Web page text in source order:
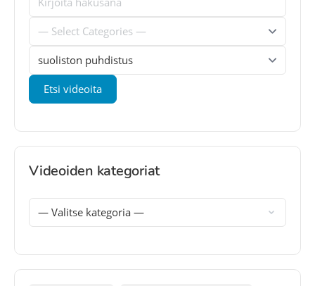
Videoiden kategoriat